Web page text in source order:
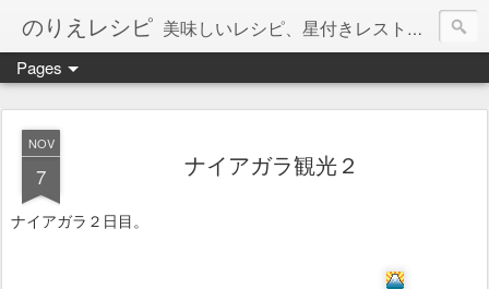
のりえレシピ 美味しいレシピ、星付きレストラン、絶品お取り寄せを紹介しています。
Pages
NOV
7 ナイアガラ観光２
ナイアガラ２日目。